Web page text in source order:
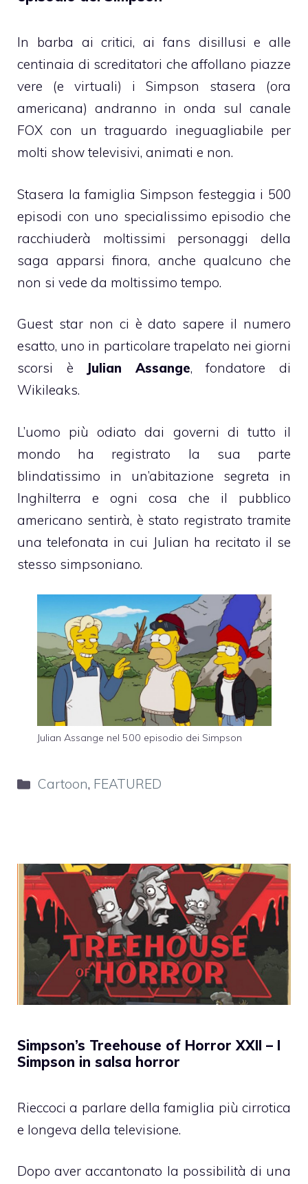
In barba ai critici, ai fans disillusi e alle
centinaia di screditatori che affollano piazze
vere (e virtuali) i Simpson stasera (ora
americana) andranno in onda sul canale
FOX con un traguardo ineguagliabile per
molti show televisivi, animati e non.
Stasera la famiglia Simpson festeggia i 500
episodi con uno specialissimo episodio che
racchiuderà moltissimi personaggi della
saga apparsi finora, anche qualcuno che
non si vede da moltissimo tempo.
Guest star non ci è dato sapere il numero
esatto, uno in particolare trapelato nei giorni
scorsi è
Julian Assange, fondatore di
Wikileaks.
L’uomo più odiato dai governi di tutto il
mondo ha registrato la sua parte
blindatissimo in un’abitazione segreta in
Inghilterra e ogni cosa che il pubblico
americano sentirà, è stato registrato tramite
una telefonata in cui Julian ha recitato il se
stesso simpsoniano.
Julian Assange nel 500 episodio dei Simpson
Categorie
Cartoon, FEATURED
Simpson’s Treehouse of Horror XXII – I
Simpson in salsa horror
Rieccoci a parlare della famiglia più cirrotica
e longeva della televisione.
Dopo aver accantonato la possibilità di una